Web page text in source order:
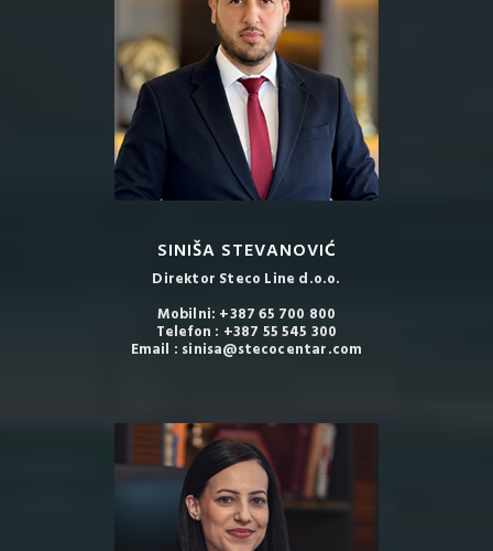
SINIŠA STEVANOVIĆ
Direktor Steco Line d.o.o.
Mobilni: +387 65 700 800
Telefon : +387 55 545 300
Email : sinisa@stecocentar.com